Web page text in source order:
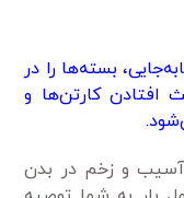
بسته‌ها را در
افتادن کارتن‌ها و
و زخم در بدن